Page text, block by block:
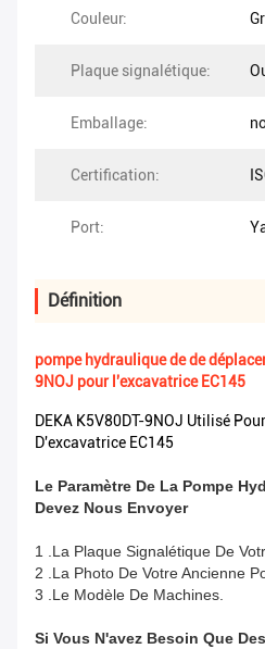
Couleur:
Plaque signalétique:
Emballage:
Certification:
Port:
Définition
pompe hydraulique de de
9NOJ pour l'excavatrice EC145
DEKA K5V80DT-9NOJ Utilisé
D'excavatrice EC145
Le Paramètre De La Pompe
Devez Nous Envoyer
1 .La Plaque Signalétique De
2 .La Photo De Votre Ancienne
3 .Le Modèle De Machines.
Si Vous N'avez Besoin Que